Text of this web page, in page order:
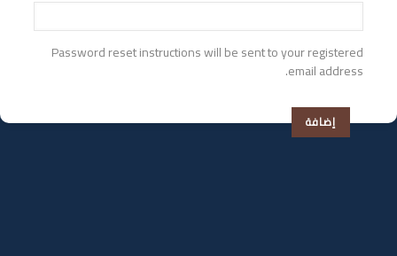
Password reset instructions will be sent to your registered
email address.